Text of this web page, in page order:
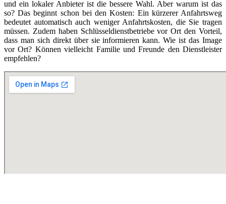
und ein lokaler Anbieter ist die bessere Wahl. Aber warum ist das
so? Das beginnt schon bei den Kosten: Ein kürzerer Anfahrtsweg
bedeutet automatisch auch weniger Anfahrtskosten, die Sie tragen
müssen. Zudem haben Schlüsseldienstbetriebe vor Ort den Vorteil,
dass man sich direkt über sie informieren kann. Wie ist das Image
vor Ort? Können vielleicht Familie und Freunde den Dienstleister
empfehlen?